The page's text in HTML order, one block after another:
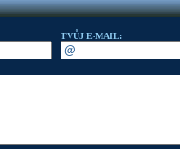
TVŮJ E-MAIL: